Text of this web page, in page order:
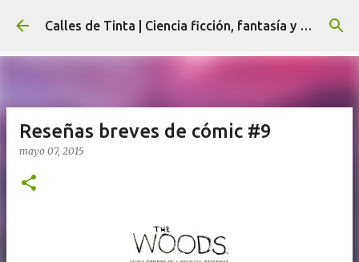
Ir al contenido principal Calles de Tinta | Ciencia ficción, fantasía y terror
Reseñas breves de cómic #9
mayo 07, 2015